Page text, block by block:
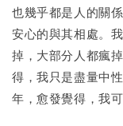
也幾乎都是人的關
安心的與其相處。
掉，大部分人都瘋
得，我只是盡量中
年，愈發覺得，我可